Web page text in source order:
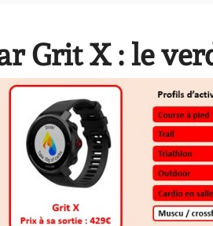
Grit X : le